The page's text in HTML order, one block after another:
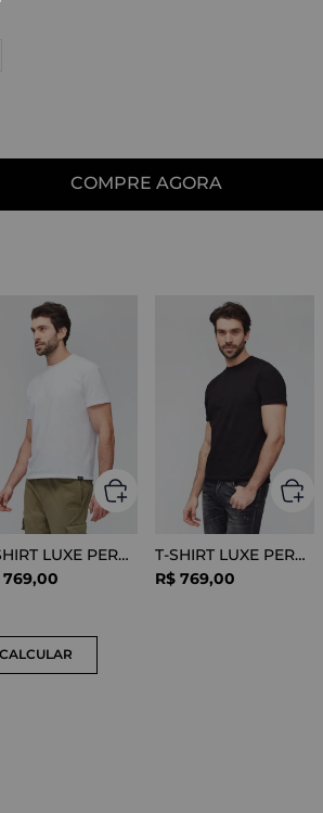
COMPRE AGORA
T-SHIRT LUXE PERFORMANCE WHITE
769,00
T-SHIRT LUXE PERFORMANCE BLACK
R$ 769,00